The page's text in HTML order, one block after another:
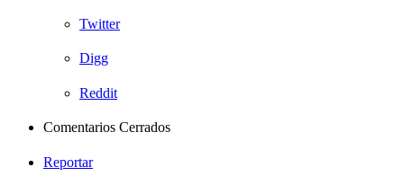
Twitter
Digg
Reddit
Comentarios Cerrados
Reportar